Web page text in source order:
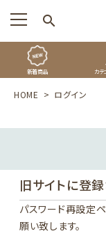
search
新着商品 カテ
HOME ログイン
旧サイトに登
パスワード再設定
願い致します。